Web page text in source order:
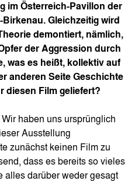
im Österreich-Pavillon der
Gleichzeitig wird
demontiert, nämlich,
der Aggression durch
was es heißt, kollektiv auf
anderen Seite Geschichte
diesen Film geliefert?
haben uns ursprünglich
Ausstellung
zunächst keinen Film zu
dass es bereits so vieles
alles darüber weder gesagt